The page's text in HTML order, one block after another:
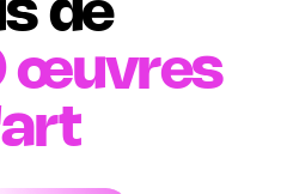
de
œuvres